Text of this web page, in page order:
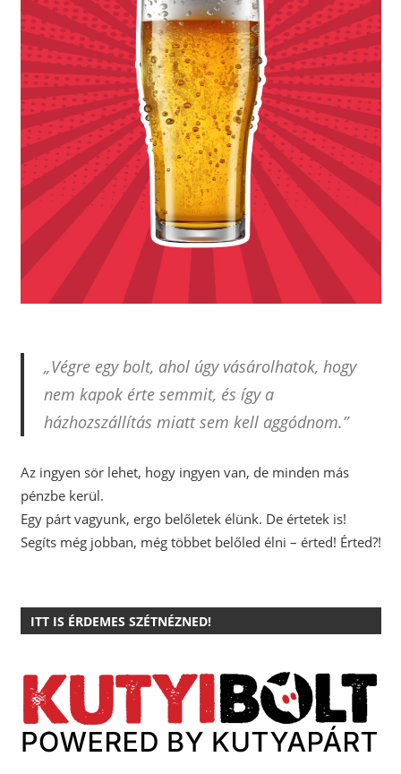
„Végre egy bolt, ahol úgy vásárolhatok, hogy
nem kapok érte semmit, és így a
házhozszállítás miatt sem kell aggódnom.”
Az ingyen sör lehet, hogy ingyen van, de minden más
pénzbe kerül.
Egy párt vagyunk, ergo belőletek élünk. De értetek is!
Segíts még jobban, még többet belőled élni – érted! Érted?!
ITT IS ÉRDEMES SZÉTNÉZNED!